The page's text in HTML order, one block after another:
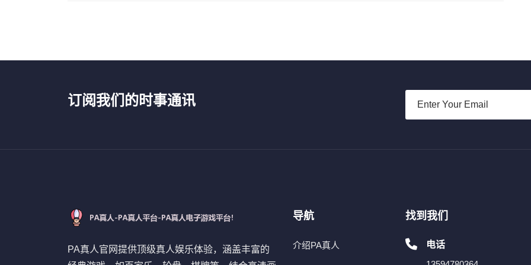
订阅我们的时事通讯
PA真人官网提供顶级真人娱乐体验，涵盖丰富的
导航
介绍PA真人
找到我们
电话